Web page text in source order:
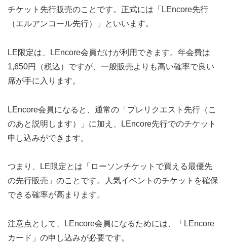
チケット先行販売のことです。正式には「LEncore先行
（エルアンコール先行）」といいます。
LE限定は、LEncore会員だけが利用できます。年会費は
1,650円（税込）ですが、一般販売よりも高い確率で良い
席が手に入ります。
LEncore会員になると、通常の「プレリクエスト先行（こ
のあと説明します）」に加え、LEncore先行でのチケット
申し込みができます。
つまり、LE限定とは「ローソンチケットで買える最優先
の先行販売」のことです。人気イベントのチケットを確保
できる確率が高まります。
注意点として、LEncore会員になるためには、「LEncore
カード」の申し込みが必要です。